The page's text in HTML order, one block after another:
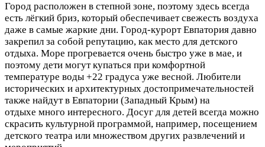
Город расположен в степной зоне, поэтому здесь всегда
есть лёгкий бриз, который обеспечивает свежесть воздуха
даже в самые жаркие дни. Город-курорт Евпатория давно
закрепил за собой репутацию, как место для детского
отдыха. Море прогревается очень быстро уже в мае, и
поэтому дети могут купаться при комфортной
температуре воды +22 градуса уже весной. Любители
исторических и архитектурных достопримечательностей
также найдут в Евпатории (Западный Крым) на
отдыхе много интересного. Досуг для детей всегда можно
скрасить культурной программой, например, посещением
детского театра или множеством других развлечений и